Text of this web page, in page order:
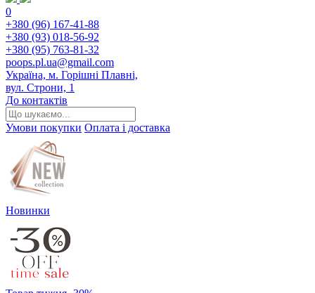
0
+380 (96) 167-41-88
+380 (93) 018-56-92
+380 (95) 763-81-32
poops.pl.ua@gmail.com
Україна, м. Горішні Плавні,
вул. Строни, 1
До контактів
Умови покупки Оплата і доставка
Новинки